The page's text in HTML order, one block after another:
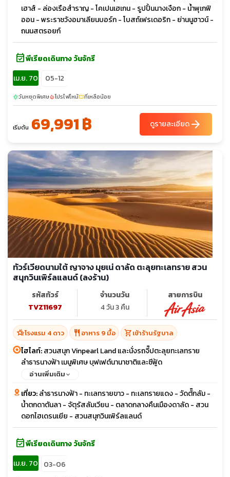
เฮาส์ - ล่องเรือสำราญ - โคเปนเฮเกน - รูปปั้นนางเงือก - น้ำพุเกฟิ
ออน - พระราชวังอมาเลียนบอร์ก - โบสถ์เฟรเดอริก - ย่านนูฮาวน์ -
ถนนสตรอยก์
event_availableพีเรียดเดินทาง วันจักรี
เม.ย. 70
05-12
sunnyวันหยุดพิเศษlocal_fire_departmentโปรไฟไหม้confirmation_numberที่เหลือน้อย
เริ่มต้น 69,991 ฿ ดูรายละเอียดarrow_forward
ทัวร์เวียดนามใต้ ญาจาง มุยเน่ ดาลัด ตะลุยทะเลทราย สวน
สนุกวินเพิร์ลแลนด์ (ลงร้าน)
รหัสทัวร์
TVZ11697
จำนวนวัน
4 วัน 3 คืน
สายการบิน
hotel_classโรงแรม 4 ดาว restaurant อาหาร 9 มื้อ shopping_cartเข้าร้านรัฐบาล
ไฮไลท์:สวนสนุก Vinpearl Land และนั่งรถจี๊ปตะลุยทะเลทราย
ลำธารนางฟ้า เมนูพิเศษ บุฟเฟต์นานาชาติและซีฟู้ด
อ่านเพิ่มเติม
เที่ยว:ลำธารนางฟ้า - ทะเลทรายขาว - ทะเลทรายแดง - วัดตั๊กลัม -
น้ำตกดาตันลา - จัตุรัสลัมเวียน - ตลาดกลางคืนเมืองดาลัด - สวน
ดอกไฮเดรนเยีย - สวนสนุกวินเพิร์ลแลนด์
event_availableพีเรียดเดินทาง วันจักรี
เม.ย. 70
03-06